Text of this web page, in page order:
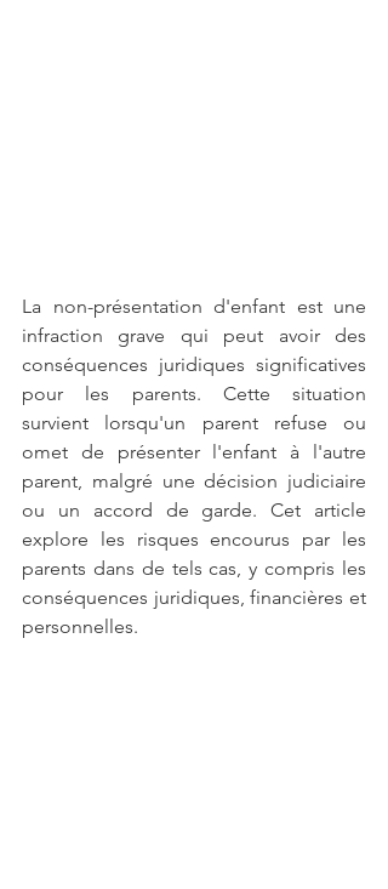
La non-présentation d'enfant est une
infraction grave qui peut avoir des
conséquences juridiques significatives
pour les parents. Cette situation
survient lorsqu'un parent refuse ou
omet de présenter l'enfant à l'autre
parent, malgré une décision judiciaire
ou un accord de garde. Cet article
explore les risques encourus par les
parents dans de tels cas, y compris les
conséquences juridiques, financières et
personnelles.